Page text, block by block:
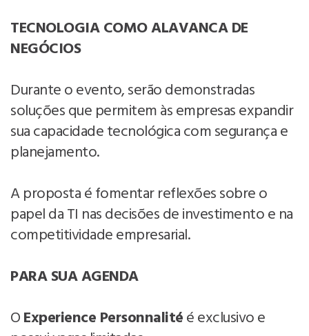
TECNOLOGIA COMO ALAVANCA DE
NEGÓCIOS
Durante o evento, serão demonstradas
soluções que permitem às empresas expandir
sua capacidade tecnológica com segurança e
planejamento.
A proposta é fomentar reflexões sobre o
papel da TI nas decisões de investimento e na
competitividade empresarial.
PARA SUA AGENDA
OExperience Personnalitéé exclusivo e